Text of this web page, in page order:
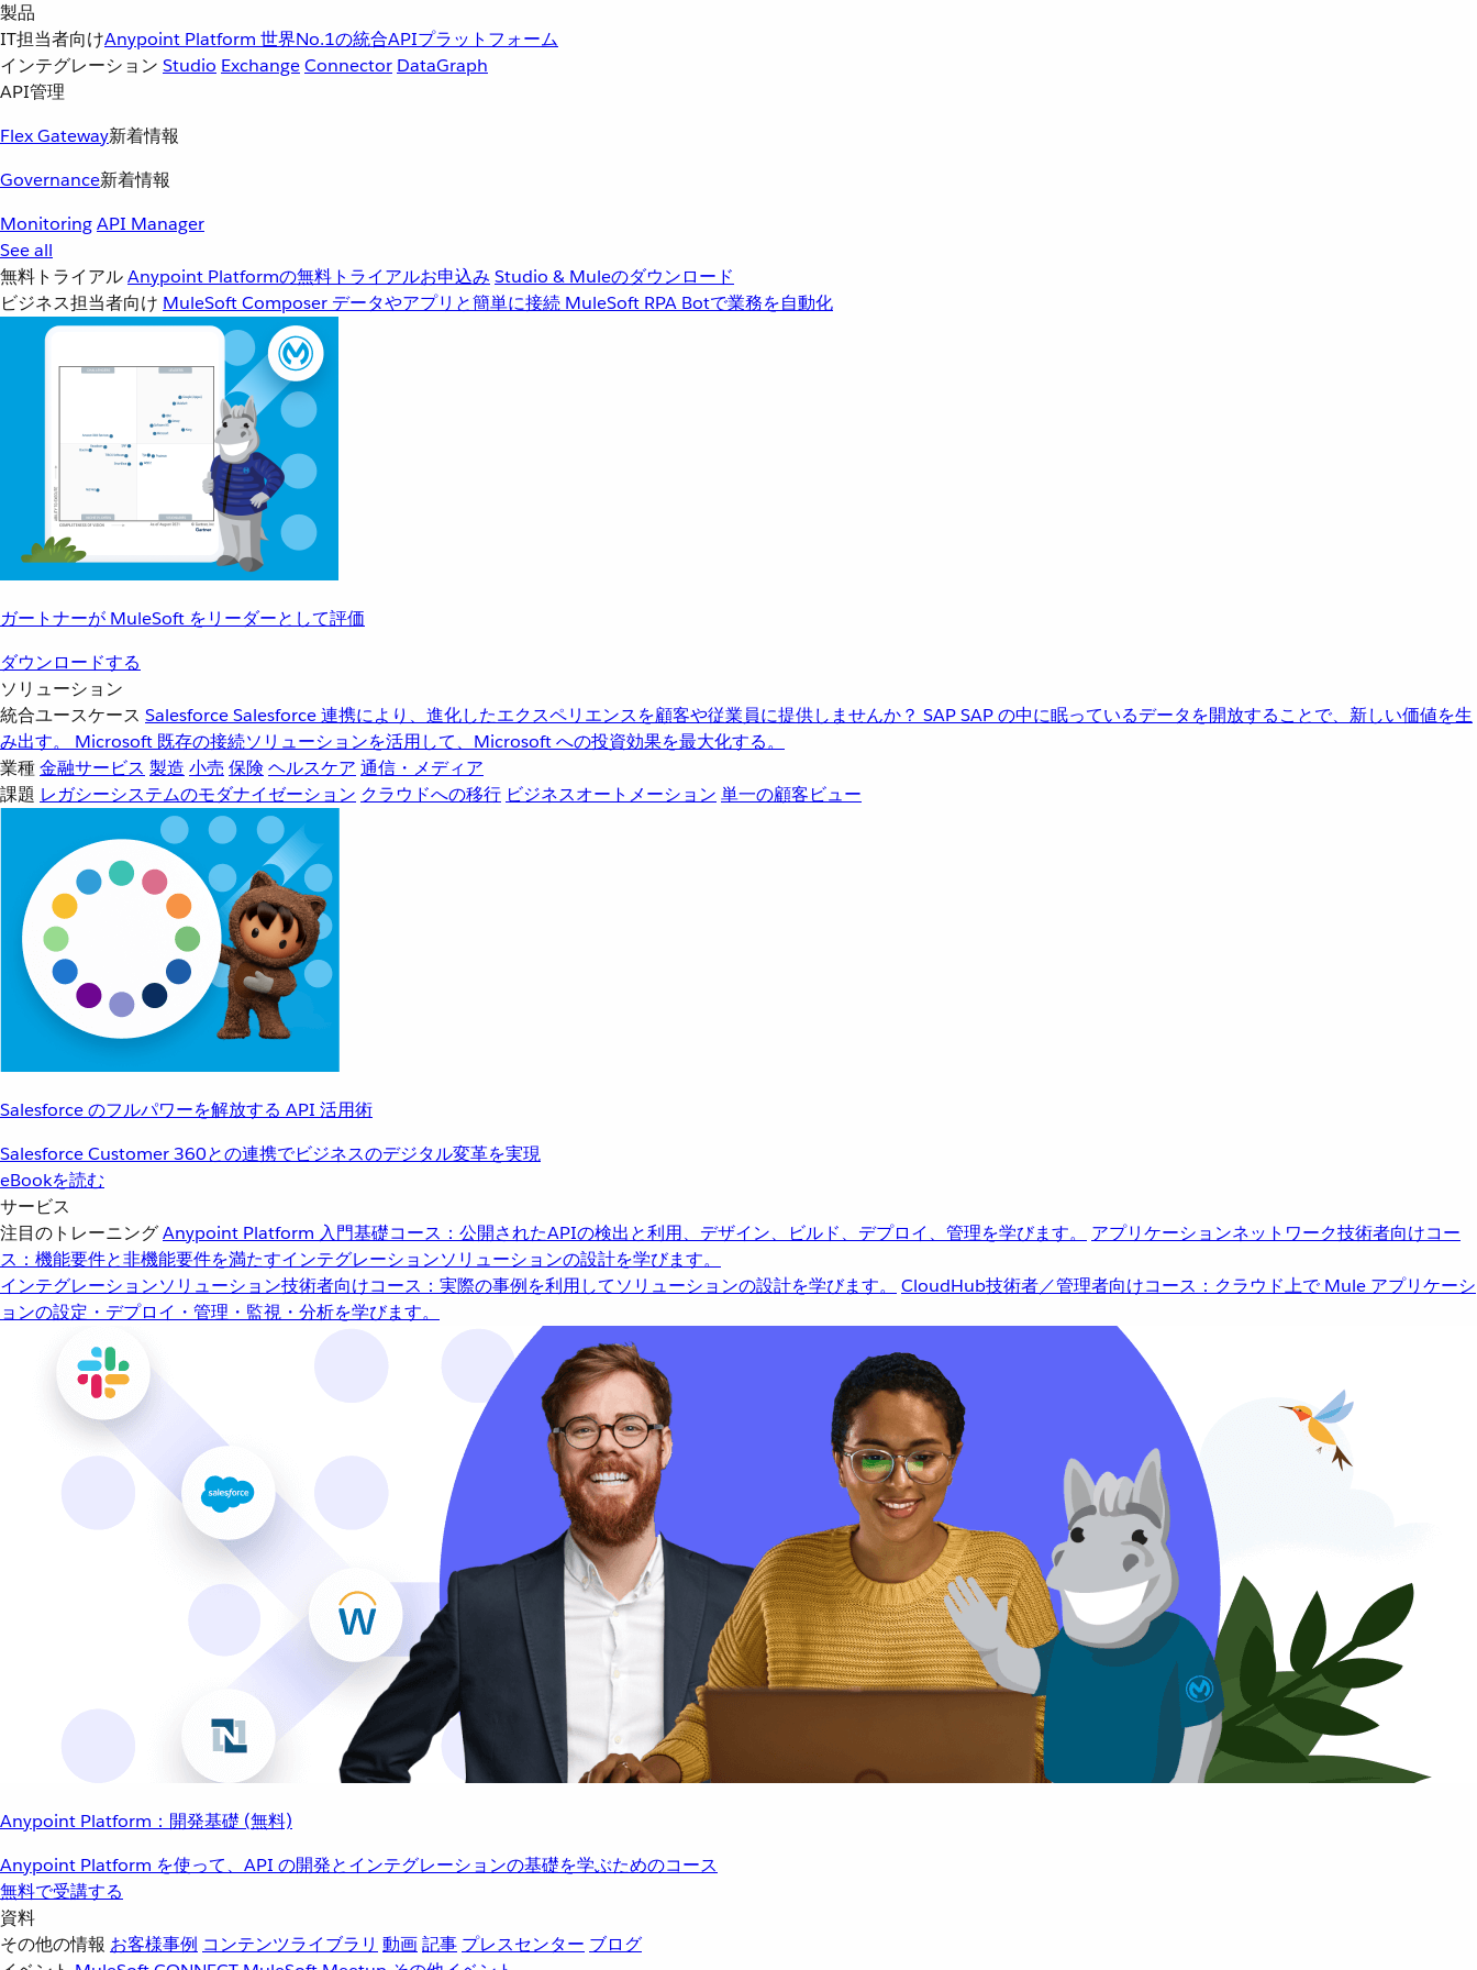
製品
IT担当者向けAnypoint Platform 世界No.1の統合APIプラットフォーム
インテグレーション Studio ExchangeConnector DataGraph
API管理
Flex Gateway新着情報
Governance新着情報
MonitoringAPI Manager
See all
無料トライアルAnypoint Platformの無料トライアルお申込み Studio & Muleのダウンロード
ビジネス担当者向け MuleSoft Composer データやアプリと簡単に接続 MuleSoft RPA Botで業務を自動化
ガートナーが MuleSoft をリーダーとして評価
ダウンロードする
ソリューション
統合ユースケース SalesforceSalesforce 連携により、進化したエクスペリエンスを顧客や従業員に提供しませんか？ SAPSAP の中に眠っているデータを開放することで、新しい価値を生
み出す。
Microsoft 既存の接続ソリューションを活用して、Microsoft への投資効果を最大化する。
業種金融サービス 製造 小売 保険 ヘルスケア 通信・メディア
課題 レガシーシステムのモダナイゼーション クラウドへの移行 ビジネスオートメーション 単一の顧客ビュー
Salesforce のフルパワーを解放する API 活用術
Salesforce Customer 360との連携でビジネスのデジタル変革を実現
eBookを読む
サービス
注目のトレーニングAnypoint Platform 入門基礎コース：公開されたAPIの検出と利用、デザイン、ビルド、デプロイ、管理を学びます。 アプリケーションネットワーク技術者向けコー
ス：機能要件と非機能要件を満たすインテグレーションソリューションの設計を学びます。
インテグレーションソリューション技術者向けコース：実際の事例を利用してソリューションの設計を学びます。 CloudHub技術者／管理者向けコース：クラウド上で Mule アプリケーシ
ョンの設定・デプロイ・管理・監視・分析を学びます。
Anypoint Platform：開発基礎 (無料)
Anypoint Platform を使って、API の開発とインテグレーションの基礎を学ぶためのコース
無料で受講する
資料
その他の情報 お客様事例 コンテンツライブラリ 動画記事 プレスセンター ブログ